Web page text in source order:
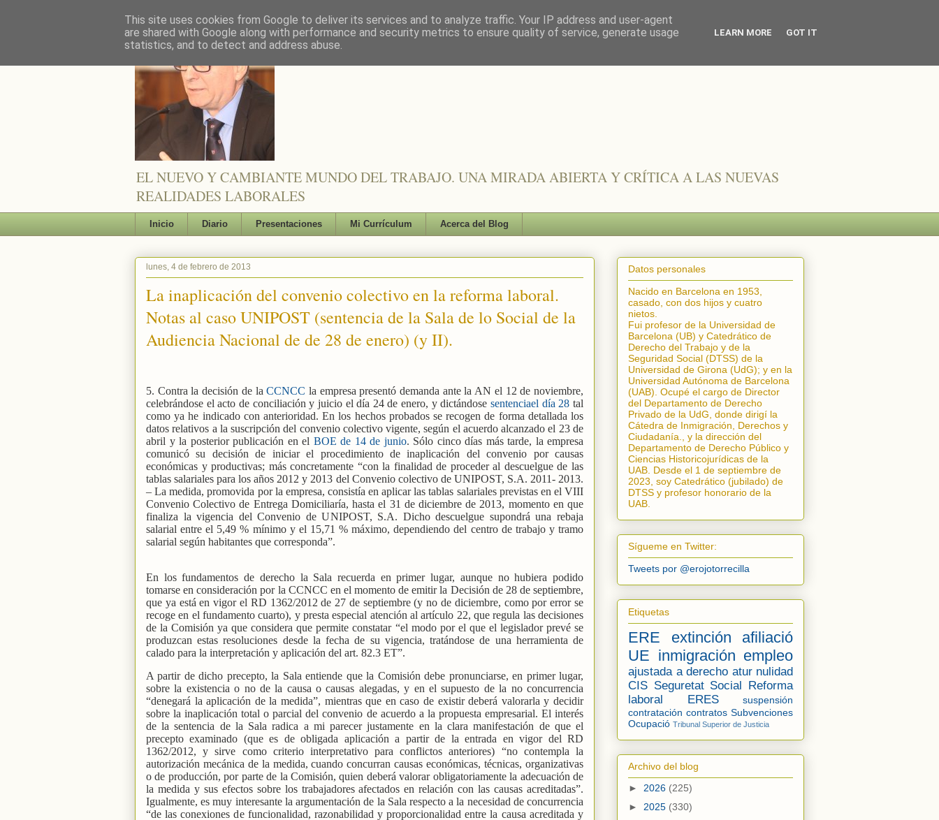
EL NUEVO Y CAMBIANTE MUNDO DEL TRABAJO. UNA MIRADA ABIERTA Y CRÍTICA A LAS NUEVAS
REALIDADES LABORALES
Inicio Diario Presentaciones Mi Currículum Acerca del Blog
lunes, 4 de febrero de 2013
La inaplicación del convenio colectivo en la reforma laboral.
Notas al caso UNIPOST (sentencia de la Sala de lo Social de la
Audiencia Nacional de de 28 de enero) (y II).
5. Contra la decisión de laCCNCC la empresa presentó demanda ante la AN el 12 de noviembre,
celebrándose el acto de conciliación y juicio el día 24 de enero, y dictándosesentenciael día 28 tal
como ya he indicado con anterioridad. En los hechos probados se recogen de forma detallada los
datos relativos a la suscripción del convenio colectivo vigente, según el acuerdo alcanzado el 23 de
abril y la posterior publicación en el BOE de 14 de junio. Sólo cinco días más tarde, la empresa
comunicó su decisión de iniciar el procedimiento de inaplicación del convenio por causas
económicas y productivas; más concretamente “con la finalidad de proceder al descuelgue de las
tablas salariales para los años 2012 y 2013 del Convenio colectivo de UNIPOST, S.A. 2011- 2013.
– La medida, promovida por la empresa, consistía en aplicar las tablas salariales previstas en el VIII
Convenio Colectivo de Entrega Domiciliaría, hasta el 31 de diciembre de 2013, momento en que
finaliza la vigencia del Convenio de UNIPOST, S.A. Dicho descuelgue supondrá una rebaja
salarial entre el 5,49 % mínimo y el 15,71 % máximo, dependiendo del centro de trabajo y tramo
salarial según habitantes que corresponda”.
En los fundamentos de derecho la Sala recuerda en primer lugar, aunque no hubiera podido
tomarse en consideración por la CCNCC en el momento de emitir la Decisión de 28 de septiembre,
que ya está en vigor el RD 1362/2012 de 27 de septiembre (y no de diciembre, como por error se
recoge en el fundamento cuarto), y presta especial atención al artículo 22, que regula las decisiones
de la Comisión ya que considera que permite constatar “el modo por el que el legislador prevé se
produzcan estas resoluciones desde la fecha de su vigencia, tratándose de una herramienta de
calado para la interpretación y aplicación del art. 82.3 ET”.
A partir de dicho precepto, la Sala entiende que la Comisión debe pronunciarse, en primer lugar,
sobre la existencia o no de la causa o causas alegadas, y en el supuesto de la no concurrencia
“denegará la aplicación de la medida”, mientras que en caso de existir deberá valorarla y decidir
sobre la inaplicación total o parcial del convenio de acuerdo a la propuesta empresarial. El interés
de la sentencia de la Sala radica a mi parecer justamente en la clara manifestación de que el
precepto examinado (que es de obligada aplicación a partir de la entrada en vigor del RD
1362/2012, y sirve como criterio interpretativo para conflictos anteriores) “no contempla la
autorización mecánica de la medida, cuando concurran causas económicas, técnicas, organizativas
o de producción, por parte de la Comisión, quien deberá valorar obligatoriamente la adecuación de
la medida y sus efectos sobre los trabajadores afectados en relación con las causas acreditadas”.
Igualmente, es muy interesante la argumentación de la Sala respecto a la necesidad de concurrencia
“de las conexiones de funcionalidad, razonabilidad y proporcionalidad entre la causa acreditada y
Datos personales
Nacido en Barcelona en 1953,
casado, con dos hijos y cuatro
nietos.
Fui profesor de la Universidad de
Barcelona (UB) y Catedrático de
Derecho del Trabajo y de la
Seguridad Social (DTSS) de la
Universidad de Girona (UdG); y en la
Universidad Autónoma de Barcelona
(UAB). Ocupé el cargo de Director
del Departamento de Derecho
Privado de la UdG, donde dirigí la
Cátedra de Inmigración, Derechos y
Ciudadanía.
, y la dirección del
Departamento de Derecho Público y
Ciencias Historicojurídicas de la
UAB. Desde el 1 de septiembre de
2023, soy Catedrático (jubilado) de
DTSS y profesor honorario de la
UAB.
Sígueme en Twitter:
Tweets por @erojotorrecilla
Etiquetas
ERE extinción
afiliació
UE inmigración empleo
ajustada a derecho atur nulidad
CIS Seguretat Social Reforma
laboral
ERES
suspensión
contratación contratos Subvenciones
Ocupació Tribunal Superior de Justicia
Archivo del blog
► 2026 (225)
► 2025 (330)
This site uses cookies from Google to deliver its services and to analyze traffic. Your IP address and user-agent
are shared with Google along with performance and security metrics to ensure quality of service, generate usage
statistics, and to detect and address abuse.
LEARN MORE GOT IT